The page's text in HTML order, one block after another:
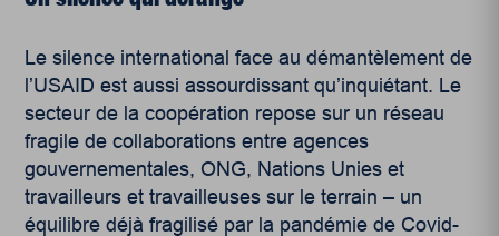
Le silence international face au démantèlement de
l’USAID est aussi assourdissant qu’inquiétant. Le
secteur de la coopération repose sur un réseau
fragile de collaborations entre agences
gouvernementales, ONG, Nations Unies et
travailleurs et travailleuses sur le terrain – un
équilibre déjà fragilisé par la pandémie de Covid-